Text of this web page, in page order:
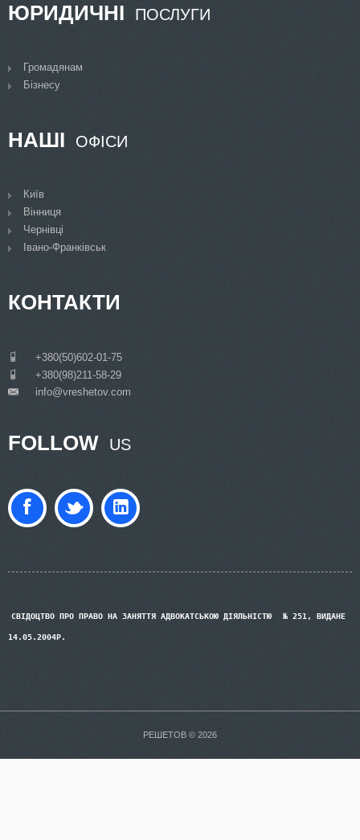
ЮРИДИЧНІ ПОСЛУГИ
Громадянам
Бізнесу
НАШІ ОФІСИ
Київ
Вінниця
Чернівці
Івано-Франківськ
КОНТАКТИ
+380(50)602-01-75
+380(98)211-58-29
info@vreshetov.com
FOLLOW US
СВІДОЦТВО ПРО ПРАВО НА ЗАНЯТТЯ АДВОКАТСЬКОЮ ДІЯЛЬНІСТЮ № 251, ВИДАНЕ
14.05.2004Р.
РЕШЕТОВ © 2026